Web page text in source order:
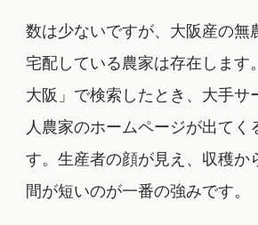
数は少ないですが、大阪産の無
宅配している農家は存在します
大阪」で検索したとき、大手サ
人農家のホームページが出てく
す。生産者の顔が見え、収穫か
間が短いのが一番の強みです。